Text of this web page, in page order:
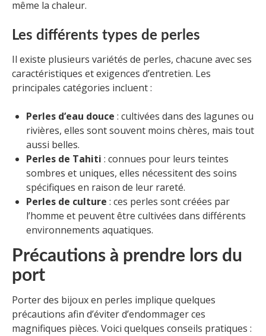
même la chaleur.
Les différents types de perles
Il existe plusieurs variétés de perles, chacune avec ses
caractéristiques et exigences d’entretien. Les
principales catégories incluent :
Perles d’eau douce : cultivées dans des lagunes ou
rivières, elles sont souvent moins chères, mais tout
aussi belles.
Perles de Tahiti : connues pour leurs teintes
sombres et uniques, elles nécessitent des soins
spécifiques en raison de leur rareté.
Perles de culture : ces perles sont créées par
l’homme et peuvent être cultivées dans différents
environnements aquatiques.
Précautions à prendre lors du
port
Porter des bijoux en perles implique quelques
précautions afin d’éviter d’endommager ces
magnifiques pièces. Voici quelques conseils pratiques :